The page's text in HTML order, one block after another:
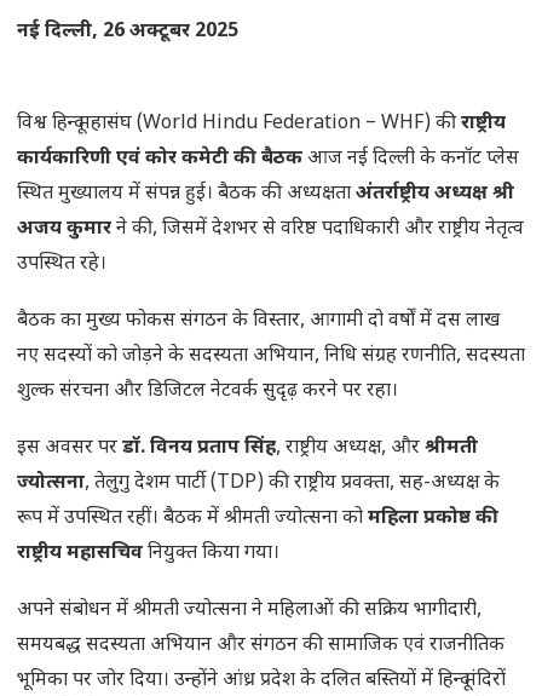
नई दिल्ली, 26 अक्टूबर 2025
विश्व हिन्दू महासंघ (World Hindu Federation – WHF) कीराष्ट्रीय
कार्यकारिणी एवं कोर कमेटी की बैठक आज नई दिल्ली के कनॉट प्लेस
स्थित मुख्यालय में संपन्न हुई। बैठक की अध्यक्षताअंतर्राष्ट्रीय अध्यक्ष श्री
अजय कुमारने की, जिसमें देशभर से वरिष्ठ पदाधिकारी और राष्ट्रीय नेतृत्व
उपस्थित रहे।
बैठक का मुख्य फोकस संगठन के विस्तार, आगामी दो वर्षों में दस लाख
नए सदस्यों को जोड़ने के सदस्यता अभियान, निधि संग्रह रणनीति, सदस्यता
शुल्क संरचना और डिजिटल नेटवर्क सुदृढ़ करने पर रहा।
इस अवसर परडॉ. विनय प्रताप सिंह, राष्ट्रीय अध्यक्ष, औरश्रीमती
ज्योत्सना, तेलुगु देशम पार्टी (TDP) की राष्ट्रीय प्रवक्ता, सह-अध्यक्ष के
रूप में उपस्थित रहीं। बैठक में श्रीमती ज्योत्सना कोमहिला प्रकोष्ठ की
राष्ट्रीय महासचिवनियुक्त किया गया।
अपने संबोधन में श्रीमती ज्योत्सना ने महिलाओं की सक्रिय भागीदारी,
समयबद्ध सदस्यता अभियान और संगठन की सामाजिक एवं राजनीतिक
भूमिका पर जोर दिया। उन्होंने आंध्र प्रदेश के दलित बस्तियों में हिन्दू मंदिरों